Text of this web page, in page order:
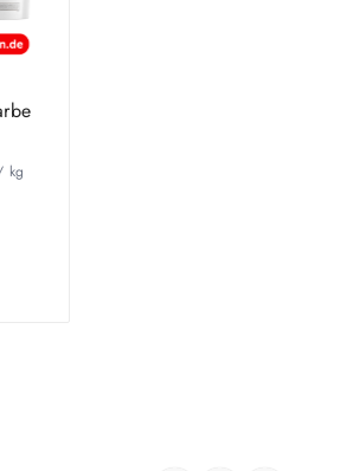
kg